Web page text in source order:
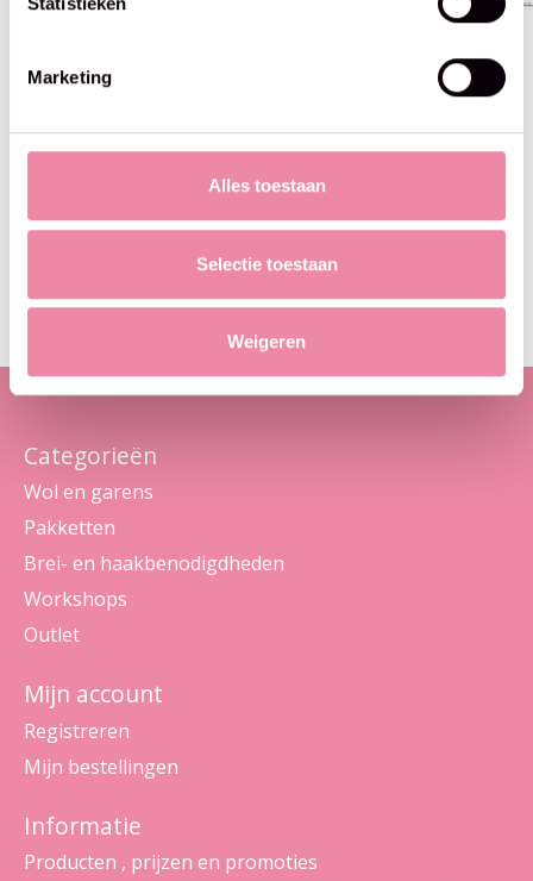
Marketing
Alles toestaan
Selectie toestaan
Weigeren
Blijf op de hoogte
Categorieën
Wol en garens
Pakketten
Brei- en haakbenodigdheden
Workshops
Outlet
Mijn account
Registreren
Mijn bestellingen
Informatie
Producten , prijzen en promoties